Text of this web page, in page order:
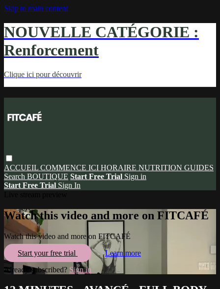
Skip to main content
NOUVELLE CATÉGORIE :
Renforcement
Clique ici pour découvrir
ACCUEIL COMMENCE ICI HORAIRE NUTRITION GUIDES
Search BOUTIQUE Start Free Trial Sign in
Start Free Trial Sign In
Watch this video and more on FITCAFÉ
Watch this video and more on FITCAFÉ
Start your free trial
Learn more
Already subscribed? Sign in